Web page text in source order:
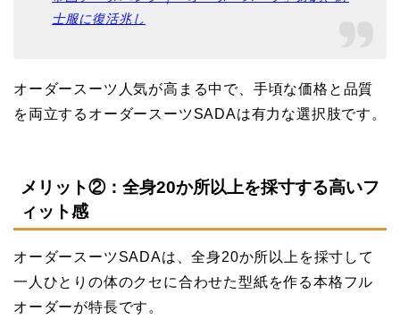
士服に復活兆し
オーダースーツ人気が高まる中で、手頃な価格と品質
を両立するオーダースーツSADAは有力な選択肢です。
メリット②：全身20か所以上を採寸する高いフ
ィット感
オーダースーツSADAは、全身20か所以上を採寸して
一人ひとりの体のクセに合わせた型紙を作る本格フル
オーダーが特長です。